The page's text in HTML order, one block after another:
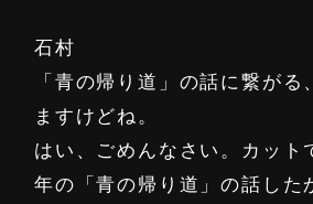
石村
「青の帰り道」の話に繋がる
ますけどね。
はい、ごめんなさい。カット
年の「青の帰り道」の話した